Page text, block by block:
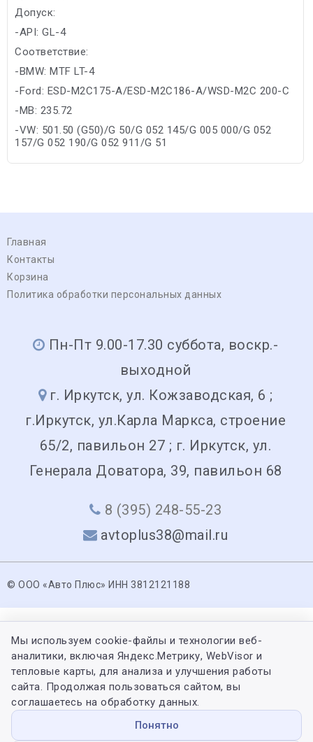
Допуск:
-API: GL-4
Соответствие:
-BMW: MTF LT-4
-Ford: ESD-M2C175-A/ESD-M2C186-A/WSD-M2C 200-C
-MB: 235.72
-VW: 501.50 (G50)/G 50/G 052 145/G 005 000/G 052
157/G 052 190/G 052 911/G 51
Главная
Контакты
Корзина
Политика обработки персональных данных
Пн-Пт 9.00-17.30 суббота, воскр.-
выходной
г. Иркутск, ул. Кожзаводская, 6 ;
г.Иркутск, ул.Карла Маркса, строение
65/2, павильон 27 ; г. Иркутск, ул.
Генерала Доватора, 39, павильон 68
8 (395) 248-55-23
avtoplus38@mail.ru
© ООО «Авто Плюс» ИНН 3812121188
Мы используем cookie-файлы и технологии веб-
аналитики, включая Яндекс.Метрику, WebVisor и
тепловые карты, для анализа и улучшения работы
сайта. Продолжая пользоваться сайтом, вы
соглашаетесь на обработку данных.
Понятно